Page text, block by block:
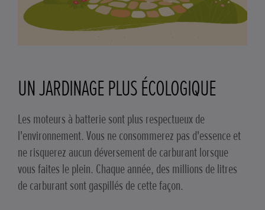
UN JARDINAGE PLUS ÉCOLOGIQUE
Les moteurs à batterie sont plus respectueux de
l'environnement. Vous ne consommerez pas d'essence et
ne risquerez aucun déversement de carburant lorsque
vous faites le plein. Chaque année, des millions de litres
de carburant sont gaspillés de cette façon.